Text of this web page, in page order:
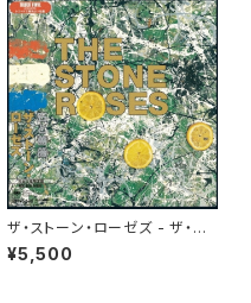
ザ・ストーン・ローゼズ - ザ・ス
トーン・ローゼズ(LP)
¥5,500